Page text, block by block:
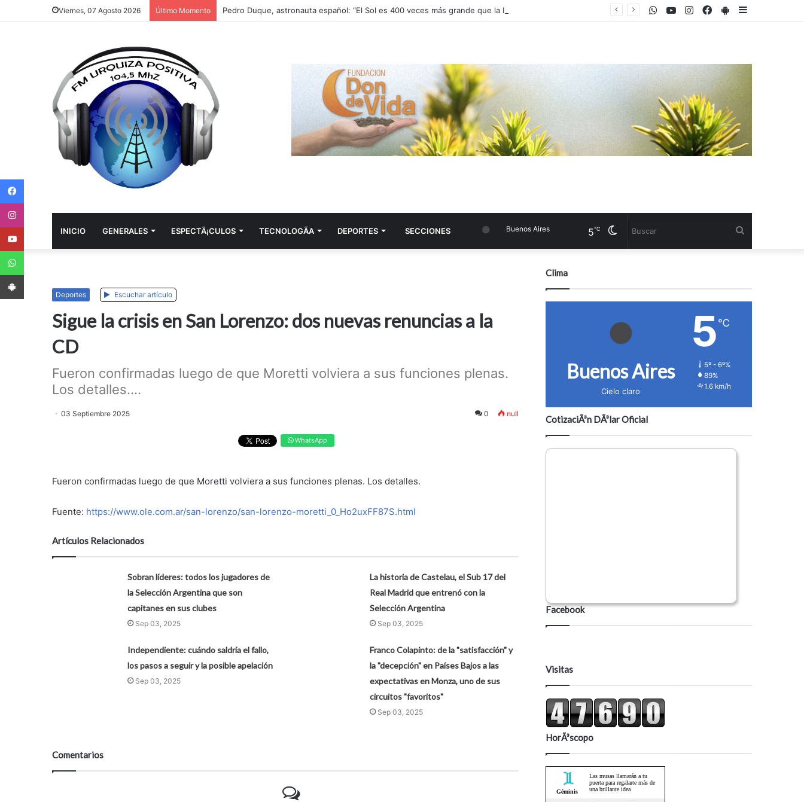
Viernes, 07 Agosto 2026 Último Momento PlayStore
Facebook
Instagram
Youtube
WhatsApp
INICIO GENERALES ESPECTÃ¡CULOS TECNOLOGÃ­A DEPORTES SECCIONES Cambiar
Buenos Aires 5℃
Deportes Escuchar artículo
Sigue la crisis en San Lorenzo: dos nuevas renuncias a la
CD
Fueron confirmadas luego de que Moretti volviera a sus funciones plenas.
Los detalles....
03 Septiembre 2025 0 null
WhatsApp
Fueron confirmadas luego de que Moretti volviera a sus funciones plenas. Los detalles.
Fuente: https://www.ole.com.ar/san-lorenzo/san-lorenzo-moretti_0_Ho2uxFF87S.html
Artículos Relacionados
Sobran líderes: todos los jugadores de
la Selección Argentina que son
capitanes en sus clubes
Sep 03, 2025
La historia de Castelau, el Sub 17 del
Real Madrid que entrenó con la
Selección Argentina
Sep 03, 2025
Independiente: cuándo saldría el fallo,
los pasos a seguir y la posible apelación
Sep 03, 2025
Franco Colapinto: de la "satisfacción" y
la "decepción" en Países Bajos a las
expectativas en Monza, uno de sus
circuitos "favoritos"
Sep 03, 2025
Comentarios
Clima
Buenos Aires
Cielo claro
5 ℃
5º - 6º%
89%
1.6 km/h
CotizaciÃ³n DÃ³lar Oficial
Facebook
Visitas
HorÃ³scopo
WhatsApp